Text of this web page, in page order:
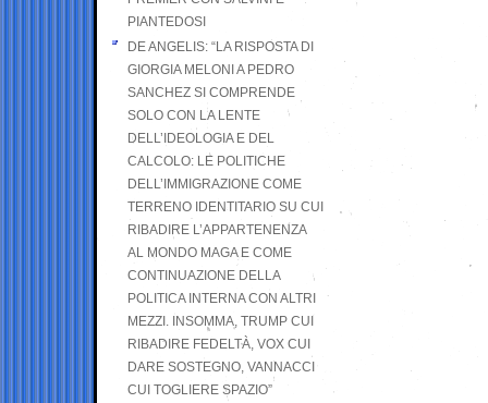
PIANTEDOSI
DE ANGELIS: “LA RISPOSTA DI
GIORGIA MELONI A PEDRO
SANCHEZ SI COMPRENDE
SOLO CON LA LENTE
DELL’IDEOLOGIA E DEL
CALCOLO: LE POLITICHE
DELL’IMMIGRAZIONE COME
TERRENO IDENTITARIO SU CUI
RIBADIRE L’APPARTENENZA
AL MONDO MAGA E COME
CONTINUAZIONE DELLA
POLITICA INTERNA CON ALTRI
MEZZI. INSOMMA, TRUMP CUI
RIBADIRE FEDELTÀ, VOX CUI
DARE SOSTEGNO, VANNACCI
CUI TOGLIERE SPAZIO”